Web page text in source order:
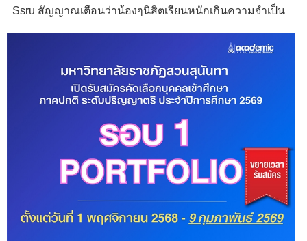
Ssru สัญญาณเตือนว่าน้องๆนิสิตเรียนหนักเกินความจำเป็น